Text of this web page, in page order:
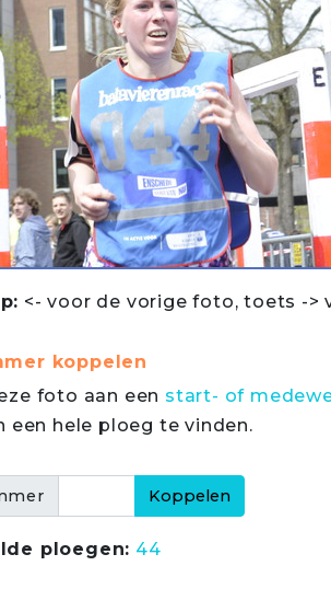
<- voor de vorige foto, toets ->
koppelen
foto aan een start- of
een hele ploeg te vinden.
ploegen: 44